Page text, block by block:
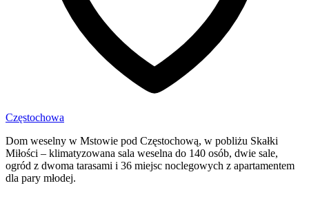
Częstochowa
Dom weselny w Mstowie pod Częstochową, w pobliżu Skałki
Miłości – klimatyzowana sala weselna do 140 osób, dwie sale,
ogród z dwoma tarasami i 36 miejsc noclegowych z apartamentem
dla pary młodej.